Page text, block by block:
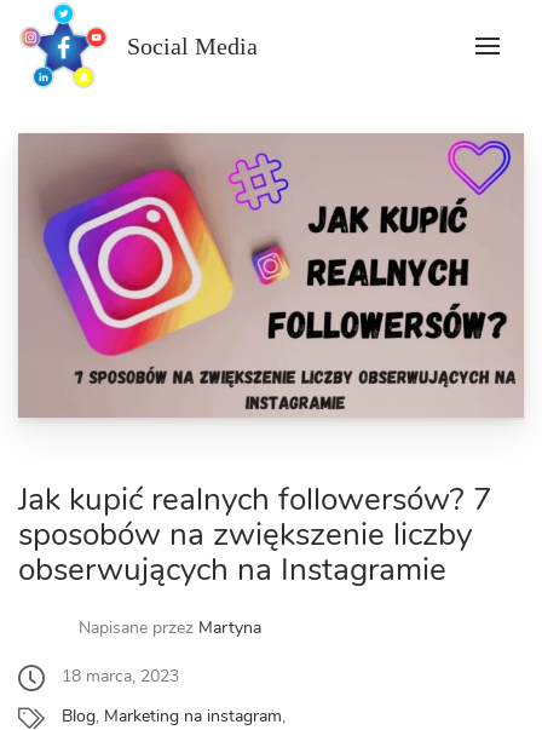
content
Social Media
Jak kupić realnych followersów? 7
sposobów na zwiększenie liczby
obserwujących na Instagramie
Napisane przez Martyna
18 marca, 2023
Blog, Marketing na instagram,